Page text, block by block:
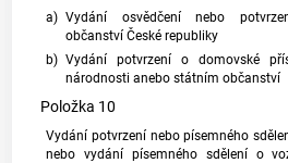
a) Vydání osvědčení nebo
občanství České republiky
b) Vydání potvrzení o domovské
národnosti anebo státním občanství
Položka 10
Vydání potvrzení nebo písemného
nebo vydání písemného sdělení o